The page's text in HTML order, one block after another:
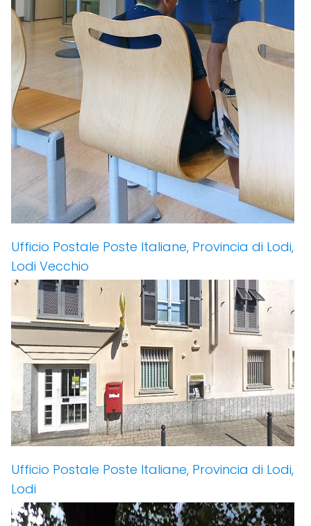
Ufficio Postale Poste Italiane, Provincia di Lodi,
Lodi Vecchio
Ufficio Postale Poste Italiane, Provincia di Lodi,
Lodi